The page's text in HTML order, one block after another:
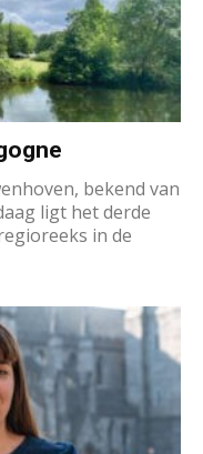
bekend van
ligt het derde
in de